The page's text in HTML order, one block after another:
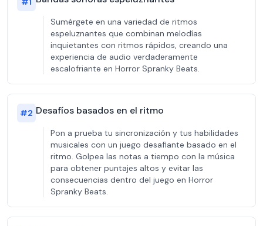
Sumérgete en una variedad de ritmos
espeluznantes que combinan melodías
inquietantes con ritmos rápidos, creando una
experiencia de audio verdaderamente
escalofriante en Horror Spranky Beats.
#2 Desafíos basados en el ritmo
Pon a prueba tu sincronización y tus habilidades
musicales con un juego desafiante basado en el
ritmo. Golpea las notas a tiempo con la música
para obtener puntajes altos y evitar las
consecuencias dentro del juego en Horror
Spranky Beats.